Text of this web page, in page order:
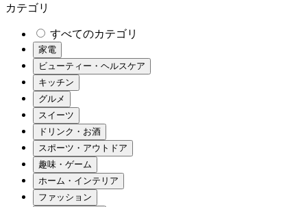
カテゴリ
すべてのカテゴリ
家電
ビューティー・ヘルスケア
キッチン
グルメ
スイーツ
ドリンク・お酒
スポーツ・アウトドア
趣味・ゲーム
ホーム・インテリア
ファッション